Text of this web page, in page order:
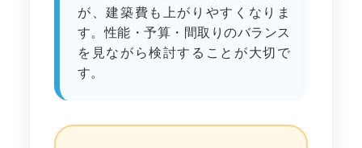
が、建築費も上がりやすくなりま
す。性能・予算・間取りのバランス
を見ながら検討することが大切で
す。